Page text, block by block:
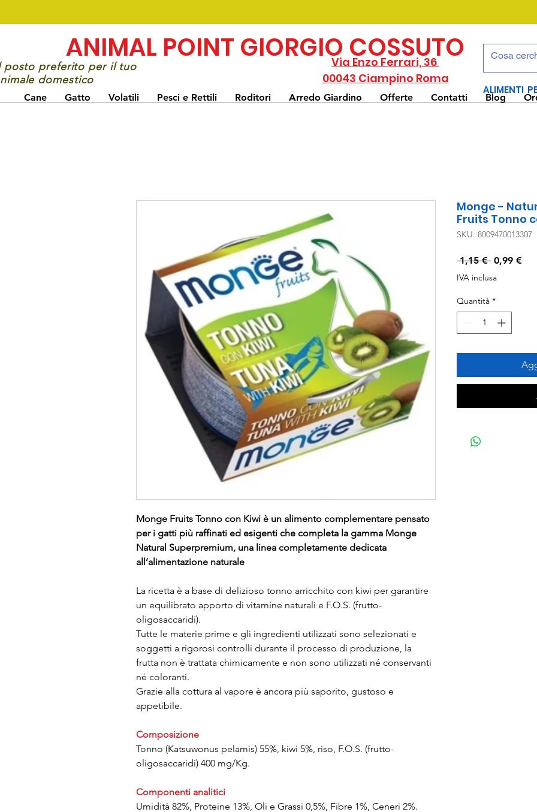
Cane Gatto Volatili Pesci e Rettili Roditori Arredo Giardino Offerte Contatti Blog
ANIMAL POINT GIORGIO COSSUTO
posto preferito per il tuo
domestico
Via Enzo Ferrari, 36
00043 Ciampino Roma
ALIMENTI
Monge Fruits Tonno con Kiwi è un alimento complementare pensato
per i gatti più raffinati ed esigenti che completa la gamma Monge
Natural Superpremium, una linea completamente dedicata
all’alimentazione naturale
La ricetta è a base di delizioso tonno arricchito con kiwi per garantire
un equilibrato apporto di vitamine naturali e F.O.S. (frutto-
oligosaccaridi).
Tutte le materie prime e gli ingredienti utilizzati sono selezionati e
soggetti a rigorosi controlli durante il processo di produzione, la
frutta non è trattata chimicamente e non sono utilizzati né conservanti
né coloranti.
Grazie alla cottura al vapore è ancora più saporito, gustoso e
appetibile.
Composizione
Tonno (Katsuwonus pelamis) 55%, kiwi 5%, riso, F.O.S. (frutto-
oligosaccaridi) 400 mg/Kg.
Componenti analitici
Umidità 82%, Proteine 13%, Oli e Grassi 0,5%, Fibre 1%, Ceneri 2%.
Monge -
Fruits Tonno
SKU: 8009470013307
1,15 € Prezzo
0,99 €
IVA inclusa
Quantità *